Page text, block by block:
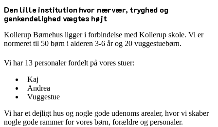
Den lille institution hvor nærvær, tryghed og
genkendelighed vægtes højt
Kollerup Børnehus ligger i forbindelse med Kollerup skole. Vi er
normeret til 50 børn i alderen 3-6 år og 20 vuggestuebørn.
Vi har 13 personaler fordelt på vores stuer:
Kaj
Andrea
Vuggestue
Vi har et dejligt hus og nogle gode udenoms arealer, hvor vi skaber
nogle gode rammer for vores børn, forældre og personaler.